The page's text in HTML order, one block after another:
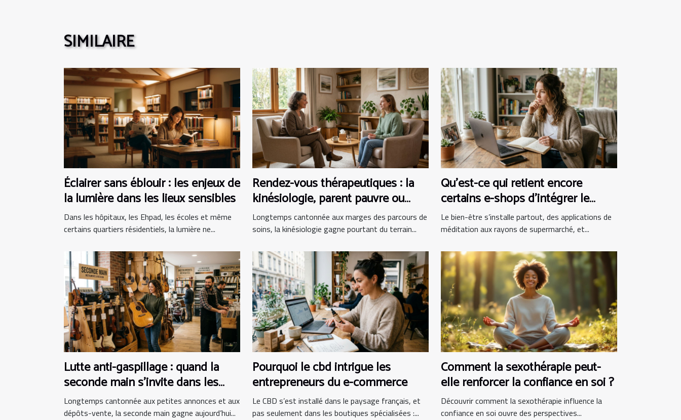
SIMILAIRE
Éclairer sans éblouir : les enjeux de
la lumière dans les lieux sensibles
Dans les hôpitaux, les Ehpad, les écoles et même
certains quartiers résidentiels, la lumière ne...
Rendez-vous thérapeutiques : la
kinésiologie, parent pauvre ou
alliée incontournable ?
Longtemps cantonnée aux marges des parcours de
soins, la kinésiologie gagne pourtant du terrain...
Qu’est-ce qui retient encore
certains e-shops d’intégrer le
bien-être au panier ?
Le bien-être s’installe partout, des applications de
méditation aux rayons de supermarché, et...
Lutte anti-gaspillage : quand la
seconde main s’invite dans les
boutiques d’instruments
Longtemps cantonnée aux petites annonces et aux
dépôts-vente, la seconde main gagne aujourd’hui...
Pourquoi le cbd intrigue les
entrepreneurs du e-commerce
Le CBD s’est installé dans le paysage français, et
pas seulement dans les boutiques spécialisées :...
Comment la sexothérapie peut-
elle renforcer la confiance en soi ?
Découvrir comment la sexothérapie influence la
confiance en soi ouvre des perspectives...